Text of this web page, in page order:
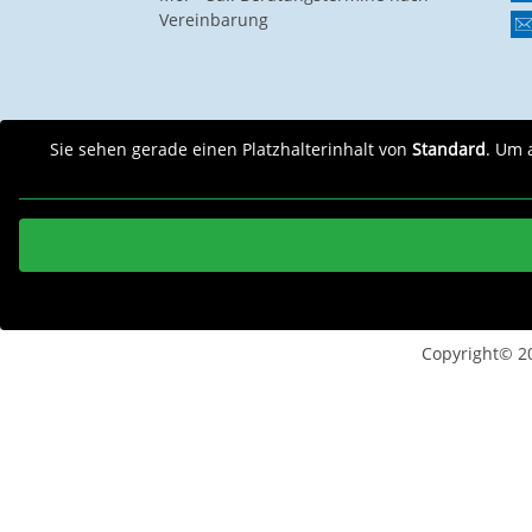
Vereinbarung
Sie sehen gerade einen Platzhalterinhalt von Standard. Um
Copyright©